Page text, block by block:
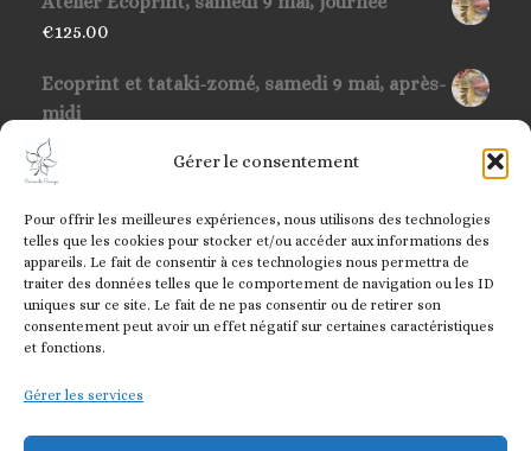
Gérer le consentement
Pour offrir les meilleures expériences, nous utilisons des technologies
telles que les cookies pour stocker et/ou accéder aux informations des
appareils. Le fait de consentir à ces technologies nous permettra de
traiter des données telles que le comportement de navigation ou les ID
uniques sur ce site. Le fait de ne pas consentir ou de retirer son
consentement peut avoir un effet négatif sur certaines caractéristiques
et fonctions.
Gérer les services
€125.00
Ecoprint et tataki-zomé, samedi 9 mai, après-
midi
€
après-midi
€65.00
Atelier Ecoprint, samedi 11 avril, journée
€125.00